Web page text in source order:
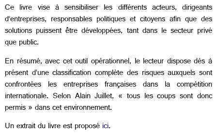
Ce livre vise à sensibiliser les différents acteurs, dirigeants
d‘entreprises, responsables politiques et citoyens afin que des
solutions puissent être développées, tant dans le secteur privé
que public.
En résumé, avec cet outil opérationnel, le lecteur dispose dès à
présent d’une classification complète des risques auxquels sont
confrontées les entreprises françaises dans la compétition
internationale. Selon Alain Juillet, « tous les coups sont donc
permis » dans cet environnement.
Un extrait du livre est proposéici.